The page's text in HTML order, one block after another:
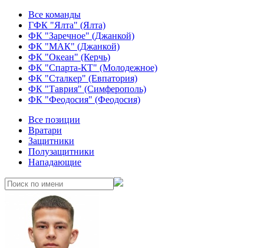
Все команды
ГФК "Ялта" (Ялта)
ФК "Заречное" (Джанкой)
ФК "МАК" (Джанкой)
ФК "Океан" (Керчь)
ФК "Спарта-КТ" (Молодежное)
ФК "Сталкер" (Евпатория)
ФК "Таврия" (Симферополь)
ФК "Феодосия" (Феодосия)
Все позиции
Вратари
Защитники
Полузащитники
Нападающие